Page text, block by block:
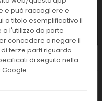
e può raccogliere e
a titolo esemplificativo il
l'utilizzo da parte
concedere o negare il
terze parti riguardo
di seguito nella